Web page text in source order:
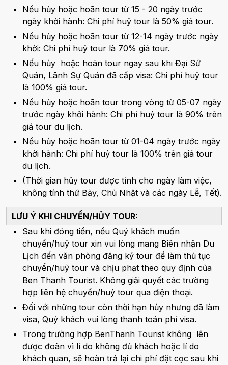
Nếu hủy hoặc hoãn tour từ 15 - 20 ngày trước
ngày khởi hành: Chi phí huỷ tour là 50% giá tour.
Nếu hủy hoặc hoãn tour từ 12-14 ngày trước ngày
khởi: Chi phí huỷ tour là 70% giá tour.
Nếu hủy hoặc hoãn tour ngay sau khi Đại Sứ
Quán, Lãnh Sự Quán đã cấp visa: Chi phí huỷ tour
là 100% giá tour.
Nếu hủy hoặc hoãn tour trong vòng từ 05-07 ngày
trước ngày khởi hành: Chi phí huỷ tour là 90% trên
giá tour du lịch.
Nếu hủy hoặc hoãn tour từ 01-04 ngày trước ngày
khởi hành: Chi phí huỷ tour là 100% trên giá tour
du lịch.
(Thời gian hủy tour được tính cho ngày làm việc,
không tính thứ Bảy, Chủ Nhật và các ngày Lễ, Tết).
LƯU Ý KHI CHUYỂN/HỦY TOUR:
Sau khi đóng tiền, nếu Quý khách muốn
chuyển/huỷ tour xin vui lòng mang Biên nhận Du
Lịch đến văn phòng đăng ký tour để làm thủ tục
chuyển/huỷ tour và chịu phạt theo quy định của
Ben Thanh Tourist. Không giải quyết các trường
hợp liên hệ chuyển/huỷ tour qua điện thoại.
Đối với những tour còn thời hạn hủy nhưng đã làm
visa, Quý khách vui lòng thanh toán phí visa.
Trong trường hợp BenThanh Tourist không lên
được đoàn vì lí do không đủ khách hoặc lí do
khách quan, sẽ hoàn trả lại chi phí đặt cọc sau khi